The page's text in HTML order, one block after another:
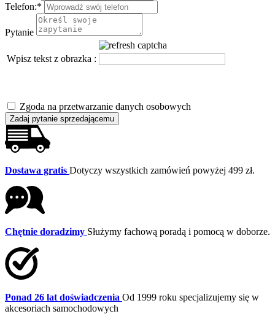
Telefon:*
Pytanie
Wpisz tekst z obrazka :
Zgoda na przetwarzanie danych osobowych
Zadaj pytanie sprzedającemu
Dostawa gratis Dotyczy wszystkich zamówień powyżej 499 zł.
Chętnie doradzimy Służymy fachową poradą i pomocą w doborze.
Ponad 26 lat doświadczenia Od 1999 roku specjalizujemy się w
akcesoriach samochodowych